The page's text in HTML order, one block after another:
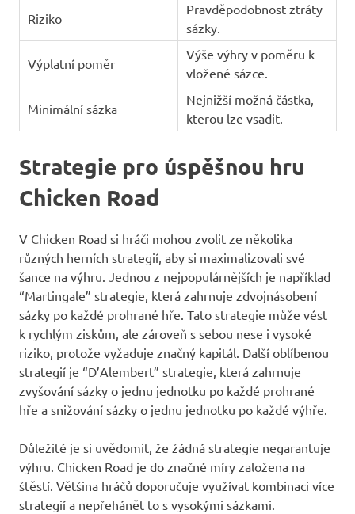
Riziko
Pravděpodobnost ztráty
sázky.
Výplatní poměr
Výše výhry v poměru k
vložené sázce.
Minimální sázka
Nejnižší možná částka,
kterou lze vsadit.
Strategie pro úspěšnou hru
Chicken Road
V Chicken Road si hráči mohou zvolit ze několika
různých herních strategií, aby si maximalizovali své
šance na výhru. Jednou z nejpopulárnějších je například
“Martingale” strategie, která zahrnuje zdvojnásobení
sázky po každé prohrané hře. Tato strategie může vést
k rychlým ziskům, ale zároveň s sebou nese i vysoké
riziko, protože vyžaduje značný kapitál. Další oblíbenou
strategií je “D’Alembert” strategie, která zahrnuje
zvyšování sázky o jednu jednotku po každé prohrané
hře a snižování sázky o jednu jednotku po každé výhře.
Důležité je si uvědomit, že žádná strategie negarantuje
výhru. Chicken Road je do značné míry založena na
štěstí. Většina hráčů doporučuje využívat kombinaci více
strategií a nepřehánět to s vysokými sázkami.